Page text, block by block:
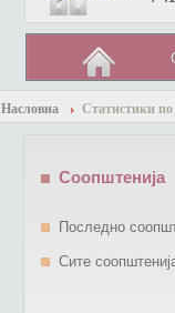
Насловна Статистики по
Соопштенија
Последно
Сите